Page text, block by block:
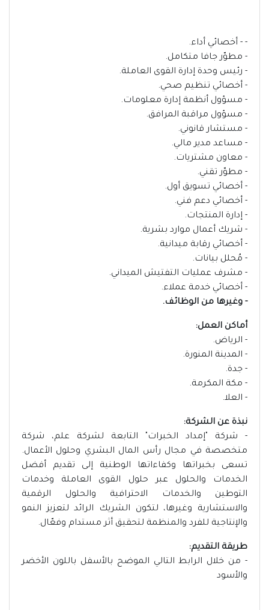
- - أخصائي أداء.
- مطوّر جافا متكامل.
- رئيس وحدة إدارة القوى العاملة.
- أخصائي تنظيم صحي.
- مسؤول أنظمة إدارة معلومات.
- مسؤول مراقبة المرافق.
- مستشار قانوني.
- مساعد مدير مالي.
- معاون مشتريات.
- مطوّر تقني.
- أخصائي تسويق أول.
- أخصائي دعم فني.
- إدارة المنتجات.
- شريك أعمال موارد بشرية.
- أخصائي رقابة ميدانية.
- مُحلل بيانات.
- مشرف عمليات التفتيش الميداني.
- أخصائي خدمة عملاء.
- وغيرها من الوظائف.
أماكن العمل:
- الرياض.
- المدينة المنورة.
- جدة.
- مكة المكرمة.
- العلا.
نبذة عن الشركة:
- شركة "إمداد الخبرات" التابعة لشركة علم، شركة
متخصصة في مجال رأس المال البشري وحلول الأعمال.
تسعى بخبراتها وكفاءاتها الوطنية إلى تقديم أفضل
الخدمات والحلول عبر حلول القوى العاملة وخدمات
التوطين والخدمات الاحترافية والحلول الرقمية
والاستشارية وغيرها، لتكون الشريك الرائد لتعزيز النمو
والإنتاجية للفرد والمنظمة لتحقيق أثر مستدام وفعّال.
طريقة التقديم:
- من خلال الرابط التالي الموضح بالأسفل باللون الأخضر
والأسود